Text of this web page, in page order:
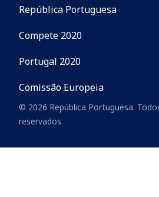
República Portuguesa
Compete 2020
Portugal 2020
Comissão Europeia
© 2026 República Portuguesa.
reservados.